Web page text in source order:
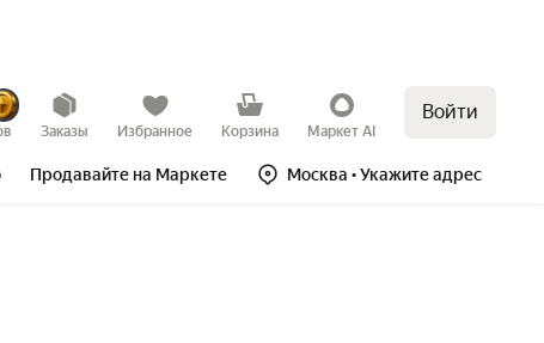
Заказы Избранное Корзина Маркет AI
Войти
Продавайте на Маркете Москва • Укажите адрес